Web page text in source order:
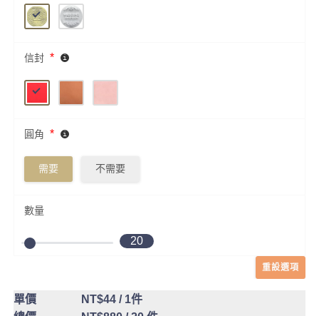
信封 *
圓角 *
需要 不需要
數量
20
重設選項
單價 NT$44/ 1件